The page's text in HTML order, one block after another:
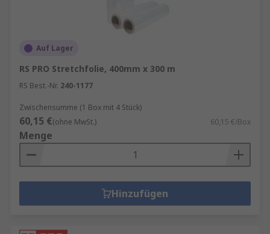
Auf Lager
RS PRO Stretchfolie, 400mm x 300 m
RS Best.-Nr. 240-1177
Zwischensumme (1 Box mit 4 Stück)
60,15 €(ohne MwSt.) 60,15 €/Box
Menge
Hinzufügen